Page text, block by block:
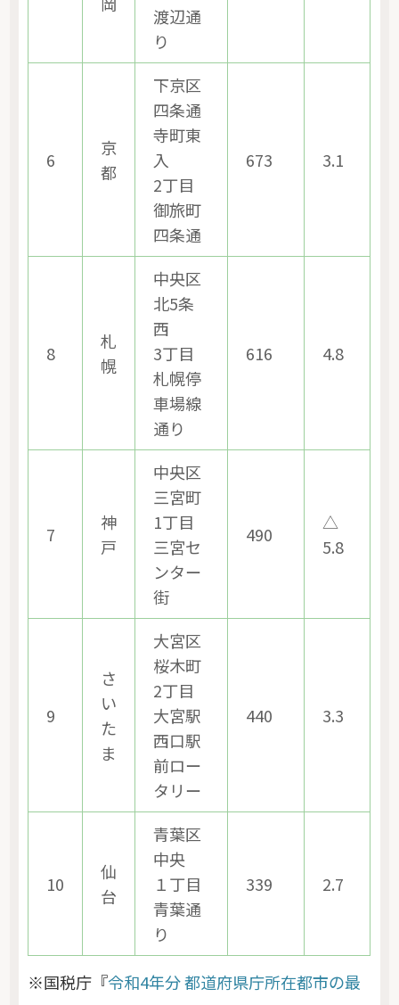
渡辺通
り
6
京
都
下京区
四条通
寺町東
入
2丁目
御旅町
四条通
673 3.1
8
札
幌
中央区
北5条
西
3丁目
札幌停
車場線
通り
616 4.8
7
神
戸
中央区
三宮町
1丁目
三宮セ
ンター
街
490
△
5.8
9
さ
い
た
ま
大宮区
桜木町
2丁目
大宮駅
西口駅
前ロー
タリー
440 3.3
10
仙
台
青葉区
中央
１丁目
青葉通
り
339 2.7
※国税庁『令和4年分 都道府県庁所在都市の最